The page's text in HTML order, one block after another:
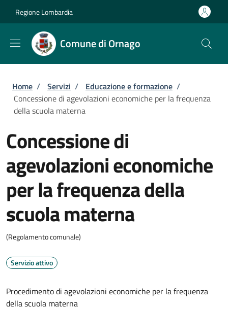
Regione Lombardia
Comune di Ornago
Briciole di pane
Home / Servizi / Educazione e formazione /
Concessione di agevolazioni economiche per la frequenza
della scuola materna
Concessione di
agevolazioni economiche
per la frequenza della
scuola materna
(Regolamento comunale)
Servizio attivo
Procedimento di agevolazioni economiche per la frequenza
della scuola materna